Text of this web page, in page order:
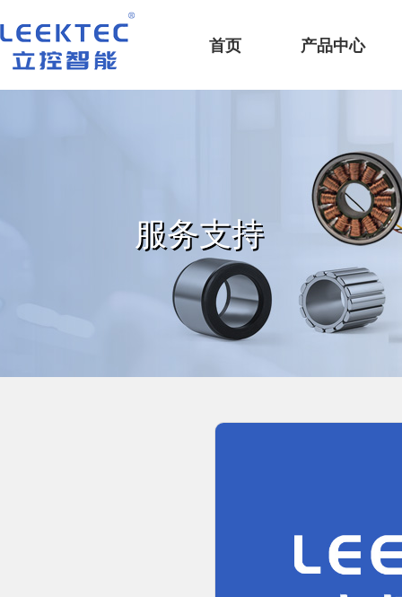
深圳市立控智能科技有限公司
首页
产品中心
服务支持